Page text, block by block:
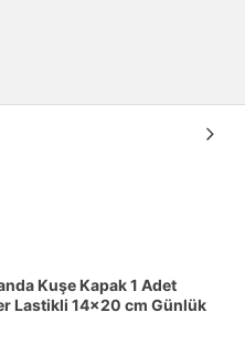
Kuşe Kapak 1 Adet
Lastikli 14x20 cm Günlük